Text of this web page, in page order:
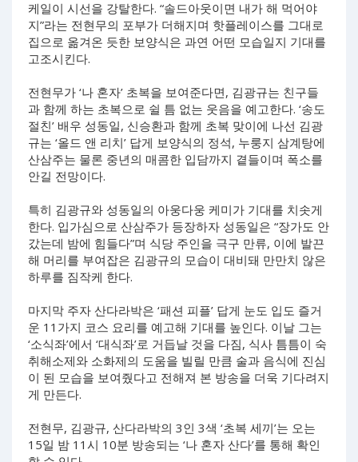
케일이 시선을 강탈한다. “솔드아웃이면 내가 해 먹어야
지”라는 전현무의 포부가 더해지며 핫플레이스를 그대로
집으로 옮겨온 듯한 보양식은 과연 어떤 모습일지 기대를
고조시킨다.
전현무가 ‘나 혼자’ 초복을 보여준다면, 김광규는 친구들
과 함께 하는 초복으로 쉴 틈 없는 웃음을 예고한다. ‘송도
절친’ 배우 성동일, 신승환과 함께 초복 맞이에 나선 김광
규는 ‘올드 앤 리치’ 답게 보양식의 정석, 누룽지 삼계탕에
산삼주는 물론 중년의 매콤한 입담까지 곁들이며 폭소를
안길 전망이다.
특히 김광규와 성동일의 아웅다웅 케미가 기대를 치솟게
한다. 입가심으로 산삼주가 등장하자 성동일은 “장가도 안
갔는데 밤에 힘들다”며 식당 주인을 극구 만류, 이에 발끈
해 머리를 부여잡은 김광규의 모습이 대비돼 만만치 않은
하루를 짐작케 한다.
마지막 주자 산다라박은 ‘패션 피플’ 답게 눈도 입도 즐거
운 11가지 코스 요리를 예고해 기대를 높인다. 이날 그는
‘소식좌’에서 ‘대식좌’로 거듭날 것을 다짐, 식사 틈틈이 숙
취해소제와 소화제의 도움을 빌릴 만큼 술과 음식에 진심
이 된 모습을 보여줬다고 전해져 본 방송을 더욱 기다려지
게 만든다.
전현무, 김광규, 산다라박의 3인 3색 ‘초복 세끼’는 오는
15일 밤 11시 10분 방송되는 ‘나 혼자 산다’를 통해 확인